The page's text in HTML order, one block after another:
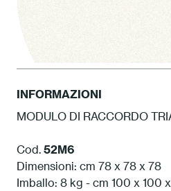
INFORMAZIONI
MODULO DI RACCORDO
Cod. 52M6
Dimensioni: cm 78 x 78 x 78
Imballo: 8 kg - cm 100 x 100